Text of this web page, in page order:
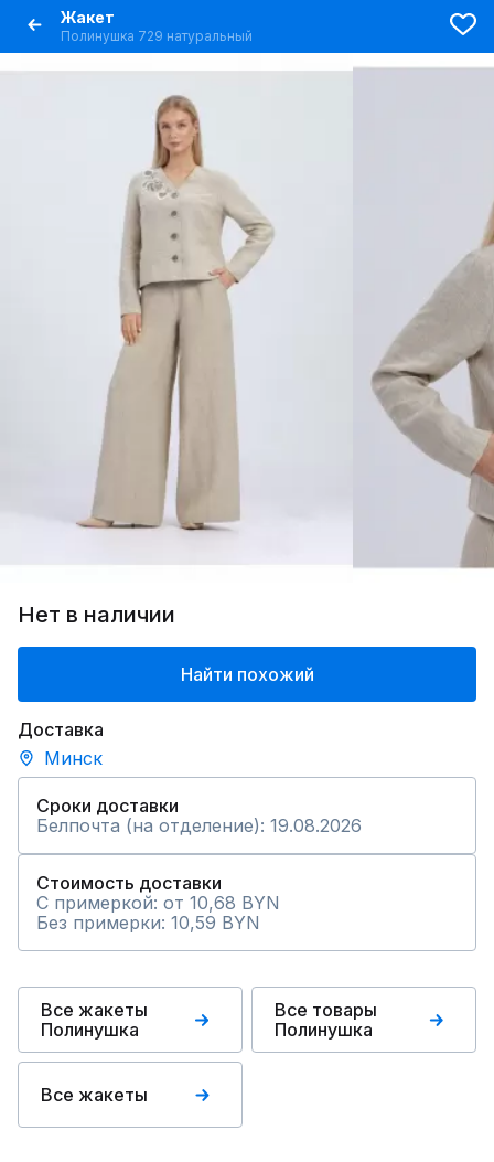
Жакет
Полинушка 729 натуральный
Нет в наличии
Найти похожий
Доставка
Минск
Сроки доставки
Белпочта (на отделение): 19.08.2026
Стоимость доставки
С примеркой: от 10,68 BYN
Без примерки: 10,59 BYN
Все жакеты
Полинушка
Все товары
Полинушка
Все жакеты